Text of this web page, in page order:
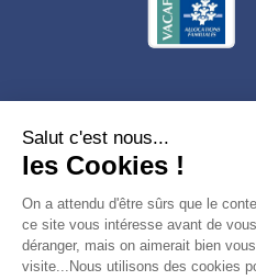
Conformément à la réglementation
personnelles, vous disposez d'un
d'effacement, du droit à la
concernant. Vous pouvez consulter
Préférences
Salut c'est nous...
les Cookies !
On a attendu d'être sûrs que le
ce site vous intéresse avant de vous
déranger, mais on aimerait bien
visite...Nous utilisons des cookies